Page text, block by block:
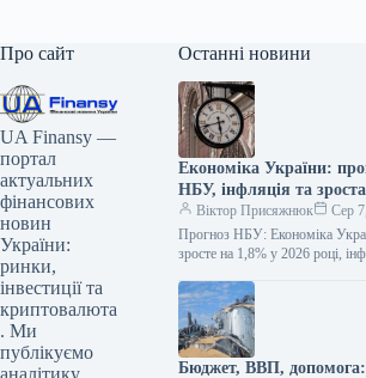
Про сайт
UA Finansy —
портал
актуальних
фінансових
новин
України:
ринки,
інвестиції та
криптовалюта
. Ми
публікуємо
аналітику
Останні новини
Економіка України:
НБУ, інфляція та
Віктор Присяжнюк
Сер
Прогноз НБУ: Економіка
зросте на 1,8% у 2026 році,
банк України представив своє
бачення…
Бюджет, ВВП,